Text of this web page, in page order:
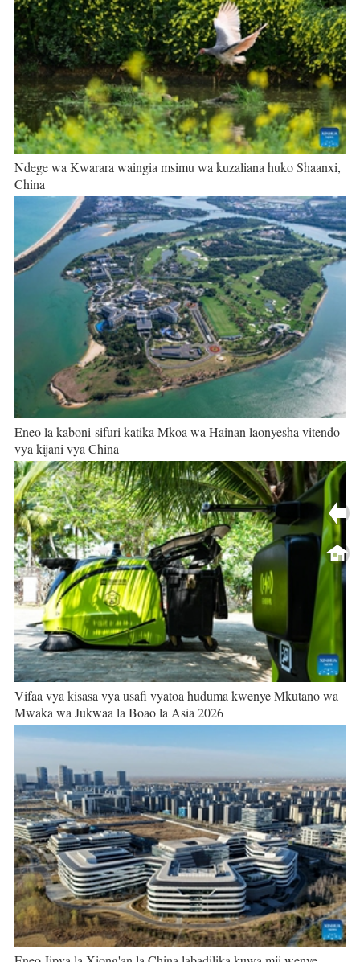
Ndege wa Kwarara waingia msimu wa kuzaliana huko Shaanxi,
China
Eneo la kaboni-sifuri katika Mkoa wa Hainan laonyesha vitendo
vya kijani vya China
Vifaa vya kisasa vya usafi vyatoa huduma kwenye Mkutano wa
Mwaka wa Jukwaa la Boao la Asia 2026